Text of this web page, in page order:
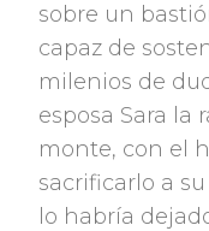
sobre un
capaz de
milenios de
esposa Sara la
monte, con el
sacrificarlo a
lo habría